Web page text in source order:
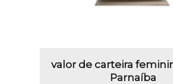
valor de carteira
Parnaíba